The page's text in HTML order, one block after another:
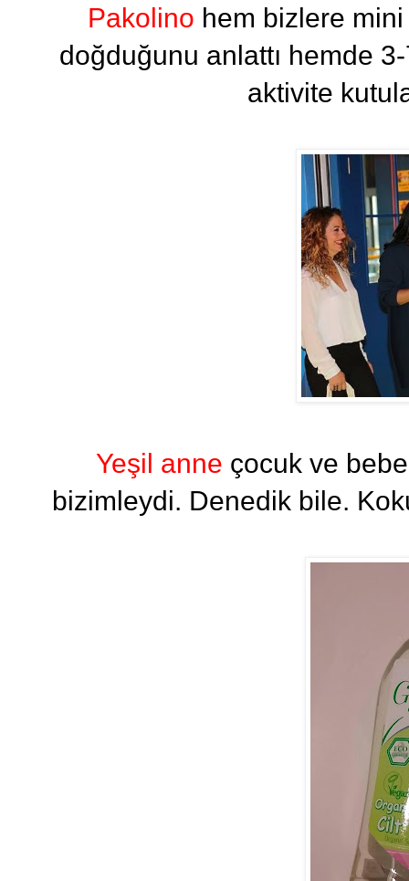
Pakolino hem bizlere mini
doğduğunu anlattı hemde
aktivite
Yeşil anne çocuk ve
bizimleydi. Denedik bile.